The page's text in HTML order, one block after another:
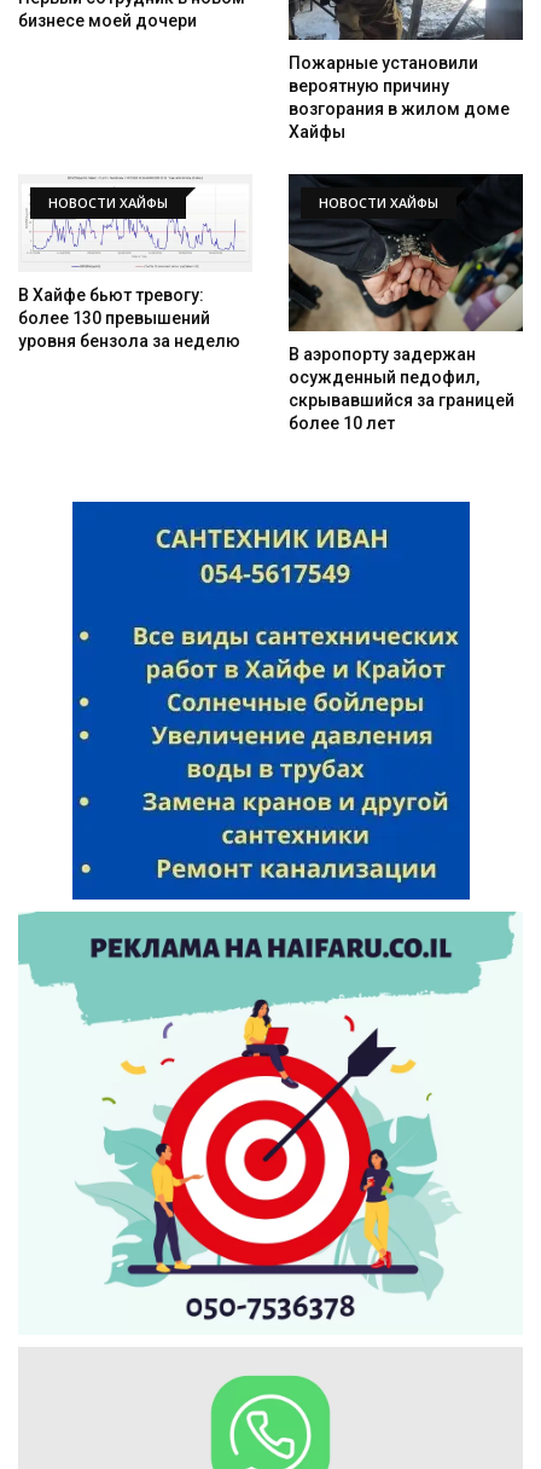
бизнесе моей дочери
Пожарные установили
вероятную причину
возгорания в жилом доме
Хайфы
НОВОСТИ ХАЙФЫ
В Хайфе бьют тревогу:
более 130 превышений
уровня бензола за неделю
НОВОСТИ ХАЙФЫ
В аэропорту задержан
осужденный педофил,
скрывавшийся за границей
более 10 лет